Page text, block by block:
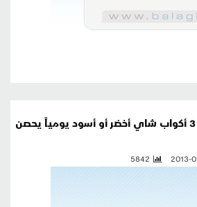
تناول 3 أكواب شاي أخضر أو أسود يومياً يحصن
2013-
5842